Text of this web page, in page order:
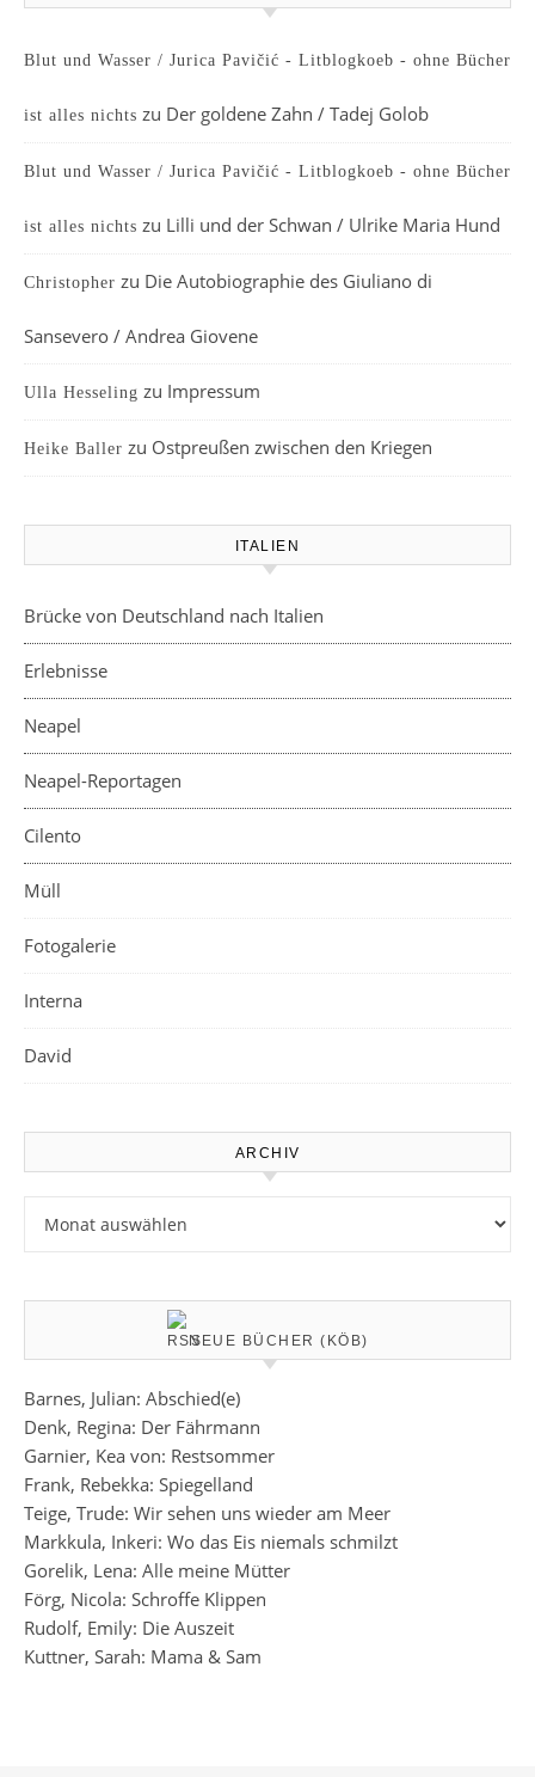
Blut und Wasser / Jurica Pavičić - Litblogkoeb - ohne Bücher
ist alles nichts zu Der goldene Zahn / Tadej Golob
Blut und Wasser / Jurica Pavičić - Litblogkoeb - ohne Bücher
ist alles nichts zu Lilli und der Schwan / Ulrike Maria Hund
Christopher zu Die Autobiographie des Giuliano di
Sansevero / Andrea Giovene
Ulla Hesseling zu Impressum
Heike Baller zu Ostpreußen zwischen den Kriegen
ITALIEN
Brücke von Deutschland nach Italien
Erlebnisse
Neapel
Neapel-Reportagen
Cilento
Müll
Fotogalerie
Interna
David
ARCHIV
NEUE BÜCHER (KÖB)
Barnes, Julian: Abschied(e)
Denk, Regina: Der Fährmann
Garnier, Kea von: Restsommer
Frank, Rebekka: Spiegelland
Teige, Trude: Wir sehen uns wieder am Meer
Markkula, Inkeri: Wo das Eis niemals schmilzt
Gorelik, Lena: Alle meine Mütter
Förg, Nicola: Schroffe Klippen
Rudolf, Emily: Die Auszeit
Kuttner, Sarah: Mama & Sam